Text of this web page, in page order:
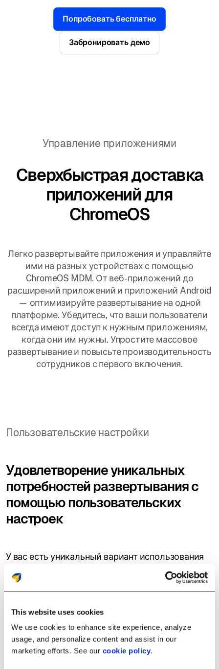
This website uses cookies
We use cookies to enhance site experience, analyze
usage, and personalize content and assist in our
marketing efforts. See our cookie policy.
Попробовать бесплатно
Забронировать демо
Управление приложениями
Сверхбыстрая доставка
приложений для
ChromeOS
Легко развертывайте приложения и управляйте
ими на разных устройствах с помощью
ChromeOS MDM. От веб-приложений до
расширений приложений и приложений Android
— оптимизируйте развертывание на одной
платформе. Убедитесь, что ваши пользователи
всегда имеют доступ к нужным приложениям,
когда они им нужны. Упростите массовое
развертывание и повысьте производительность
сотрудников с первого включения.
Пользовательские настройки
Удовлетворение уникальных
потребностей развертывания с
помощью пользовательских
настроек
У вас есть уникальный вариант использования
развертывания? Диспетчер устройств в
Chromebook помогает использовать
пользовательские настройки для создания
использования. От персонализированных
настроек до специализированных приложений
— убедитесь, что каждое устройство ChromeOS
оптимизировано для нужд вашей организации.